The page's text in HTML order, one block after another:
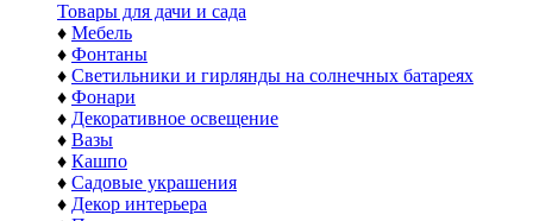
Товары для дачи и сада
♦ Мебель
♦ Фонтаны
♦ Светильники и гирлянды на солнечных батареях
♦ Фонари
♦ Декоративное освещение
♦ Вазы
♦ Кашпо
♦ Садовые украшения
♦ Декор интерьера